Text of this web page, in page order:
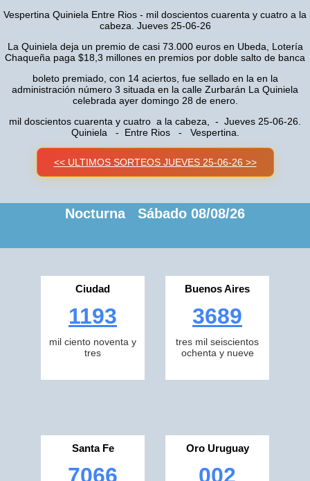
Vespertina Quiniela Entre Rios - mil doscientos cuarenta y cuatro a la
cabeza. Jueves 25-06-26
La Quiniela deja un premio de casi 73.000 euros en Ubeda, Lotería
Chaqueña paga $18,3 millones en premios por doble salto de banca
boleto premiado, con 14 aciertos, fue sellado en la en la
administración número 3 situada en la calle Zurbarán La Quiniela
celebrada ayer domingo 28 de enero.
mil doscientos cuarenta y cuatro a la cabeza, - Jueves 25-06-26.
Quiniela - Entre Rios - Vespertina.
<< ULTIMOS SORTEOS JUEVES 25-06-26 >>
Nocturna Sábado 08/08/26
Ciudad
1193
mil ciento noventa y
tres
Buenos Aires
3689
tres mil seiscientos
ochenta y nueve
Santa Fe
7066
Oro Uruguay
002